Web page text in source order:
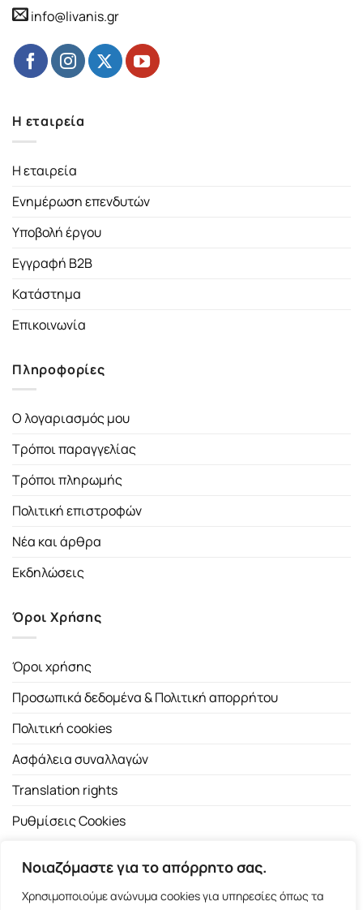
Νοιαζόμαστε για το απόρρητο σας.
Χρησιμοποιούμε ανώνυμα cookies για υπηρεσίες όπως τα
info@livanis.gr
Η εταιρεία
Η εταιρεία
Ενημέρωση επενδυτών
Υποβολή έργου
Εγγραφή B2B
Κατάστημα
Επικοινωνία
Πληροφορίες
Ο λογαριασμός μου
Τρόποι παραγγελίας
Τρόποι πληρωμής
Πολιτική επιστροφών
Νέα και άρθρα
Εκδηλώσεις
Όροι Χρήσης
Όροι χρήσης
Προσωπικά δεδομένα & Πολιτική απορρήτου
Πολιτική cookies
Ασφάλεια συναλλαγών
Translation rights
Ρυθμίσεις Cookies